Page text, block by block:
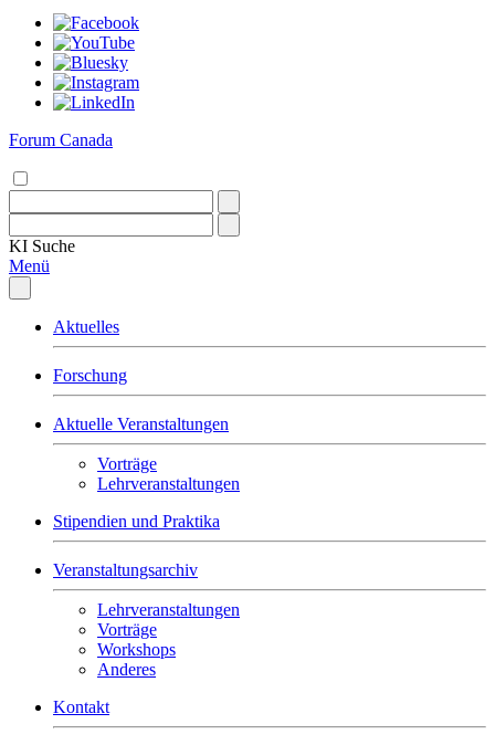
Forum Canada
KI Suche
Menü
Aktuelles
Forschung
Aktuelle Veranstaltungen
Vorträge
Lehrveranstaltungen
Stipendien und Praktika
Veranstaltungsarchiv
Lehrveranstaltungen
Vorträge
Workshops
Anderes
Kontakt